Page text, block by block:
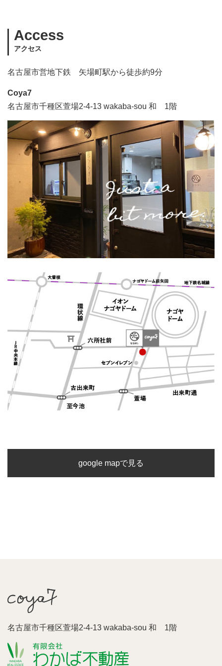
Access
アクセス
名古屋市営地下鉄 矢場町駅から徒歩約9分
Coya7
名古屋市千種区萱場2-4-13 wakaba-sou 和 1階
google mapで見る
名古屋市千種区萱場2-4-13 wakaba-sou 和 1階